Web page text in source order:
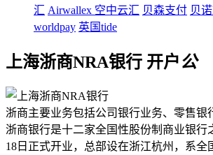
汇 Airwallex 空中云汇 贝森支付 贝
worldpay 英国tide
上海浙商NRA银行 开户公
浙商主要业务包括公司银行业务、零售银
浙商银行是十二家全国性股份制商业银行
18日正式开业，总部设在浙江杭州，系全